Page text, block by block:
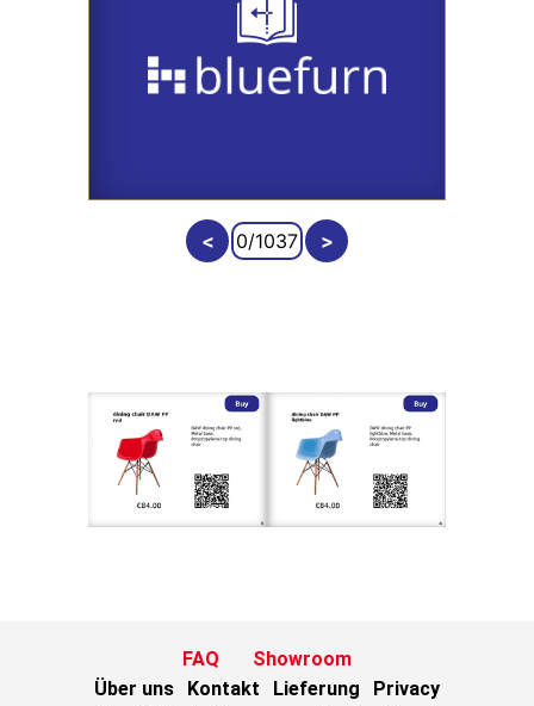
FAQ
Showroom
Über uns
Kontakt Lieferung
Privacy